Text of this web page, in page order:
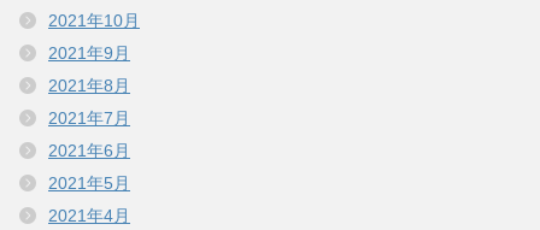
2021年10月
2021年9月
2021年8月
2021年7月
2021年6月
2021年5月
2021年4月